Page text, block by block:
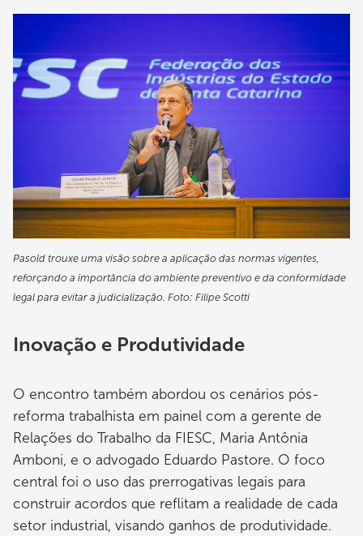
Imagem
Pasold trouxe uma visão sobre a aplicação das normas vigentes,
reforçando a importância do ambiente preventivo e da conformidade
legal para evitar a judicialização. Foto: Filipe Scotti
Inovação e Produtividade
O encontro também abordou os cenários pós-
reforma trabalhista em painel com a gerente de
Relações do Trabalho da FIESC, Maria Antônia
Amboni, e o advogado Eduardo Pastore. O foco
central foi o uso das prerrogativas legais para
construir acordos que reflitam a realidade de cada
setor industrial, visando ganhos de produtividade.